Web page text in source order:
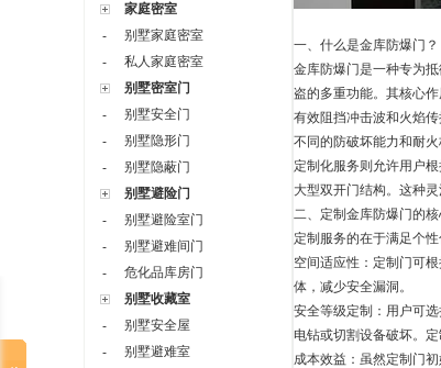
家庭密室
-
别墅家庭密室
-
私人家庭密室
别墅密室门
-
别墅安全门
-
别墅隐形门
-
别墅隐蔽门
别墅避险门
-
别墅避险室门
-
别墅避难间门
-
危化品库房门
别墅收藏室
-
别墅安全屋
-
别墅避难室
一、什么是金库防爆门？
金库防爆门是一种专为
盗的多重功能。其核心
有效阻挡冲击波和火焰
不同的防破坏能力和耐
定制化服务则允许用户
大型双开门结构。这种灵
二、定制金库防爆门的
定制服务的在于满足个
空间适应性：定制门可
体，减少安全漏洞。
安全等级定制：用户可
电钻或切割设备破坏。
成本效益：虽然定制门